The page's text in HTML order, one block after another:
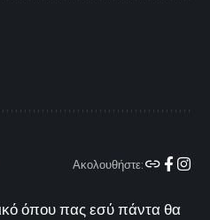
Ακολουθήστε:
όπου πας εσύ πάντα θα